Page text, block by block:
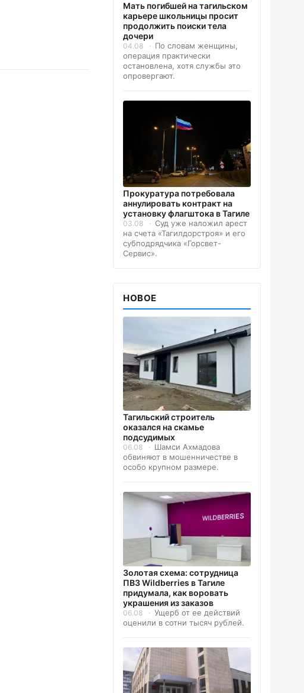
Мать погибшей на тагильском
карьере школьницы просит
продолжить поиски тела
дочери
04.08
По словам женщины,
операция практически
остановлена, хотя службы это
опровергают.
Прокуратура потребовала
аннулировать контракт на
установку флагштока в Тагиле
03.08
Суд уже наложил арест
на счета «Тагилдорстроя» и его
субподрядчика «Горсвет-
Сервис».
НОВОЕ
Тагильский строитель
оказался на скамье
подсудимых
06.08
Шамси Ахмадова
обвиняют в мошенничестве в
особо крупном размере.
Золотая схема: сотрудница
ПВЗ Wildberries в Тагиле
придумала, как воровать
украшения из заказов
06.08
Ущерб от ее действий
оценили в сотни тысяч рублей.